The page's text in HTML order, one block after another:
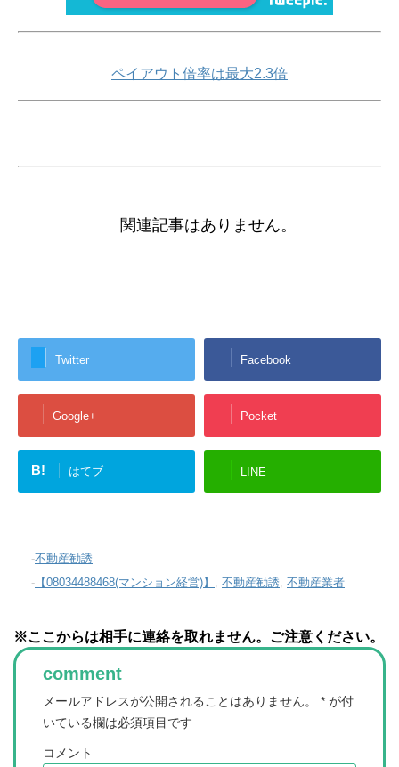
ペイアウト倍率は最大2.3倍
関連記事はありません。
Twitter Facebook
Google+ Pocket
B! はてブ LINE
-不動産勧誘
- 【08034488468(マンション経営)】 不動産勧誘 不動産業者
※ここからは相手に連絡を取れません。ご注意ください。
comment
メールアドレスが公開されることはありません。 * が付
いている欄は必須項目です
コメント